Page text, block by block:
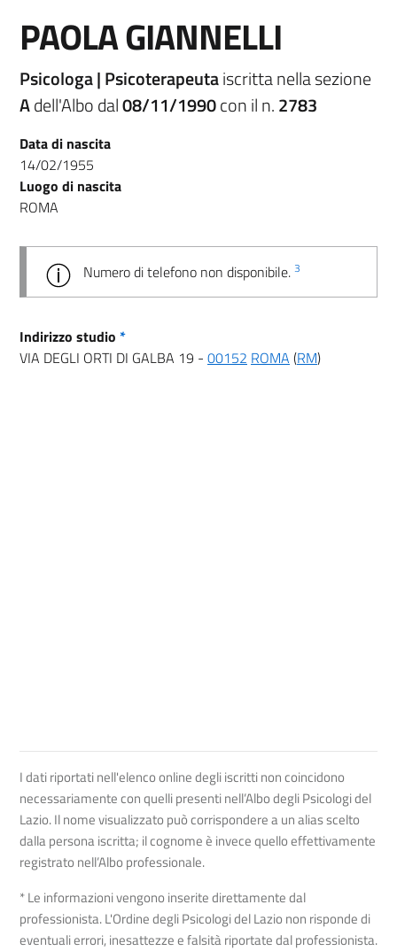
PAOLA GIANNELLI
Psicologa | Psicoterapeutaiscritta nella sezione
Adell'Albo dal08/11/1990con il n.2783
Data di nascita
14/02/1955
Luogo di nascita
ROMA
Numero di telefono non disponibile. 3
Indirizzo studio *
VIA DEGLI ORTI DI GALBA 19 - 00152 ROMA (RM)
I dati riportati nell'elenco online degli iscritti non coincidono
necessariamente con quelli presenti nell’Albo degli Psicologi del
Lazio. Il nome visualizzato può corrispondere a un alias scelto
dalla persona iscritta; il cognome è invece quello effettivamente
registrato nell’Albo professionale.
* Le informazioni vengono inserite direttamente dal
professionista. L'Ordine degli Psicologi del Lazio non risponde di
eventuali errori, inesattezze e falsità riportate dal professionista.